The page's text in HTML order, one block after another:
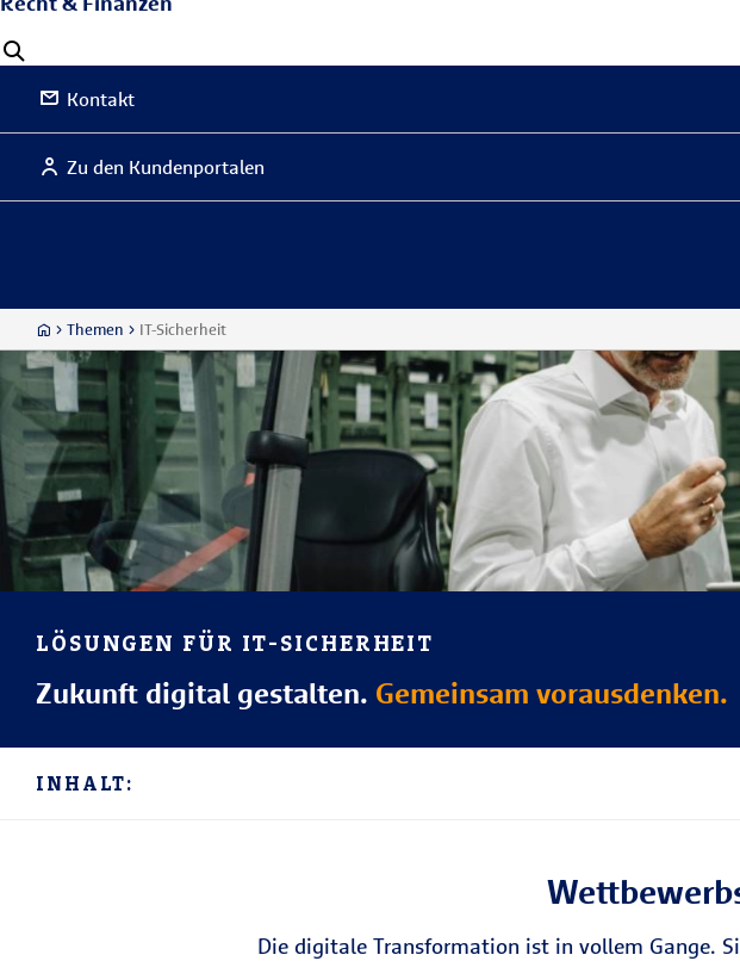
Kontakt
Zu den Kundenportalen
Themen IT-Sicherheit
LÖSUNGEN FÜR IT-SICHERHEIT
Zukunft digital gestalten. Gemeinsam vorausdenken.
INHALT:
Die digitale Transformation ist in vollem Gange.